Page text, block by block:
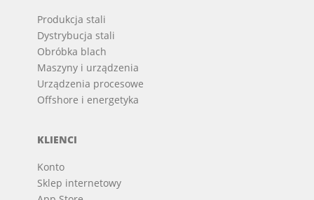
Produkcja stali
Dystrybucja stali
Obróbka blach
Maszyny i urządzenia
Urządzenia procesowe
Offshore i energetyka
KLIENCI
Konto
Sklep internetowy